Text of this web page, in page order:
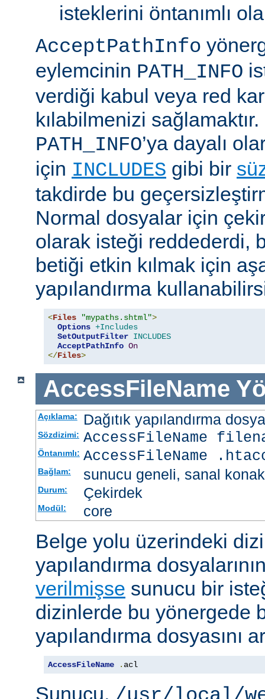
isteklerini öntanımlı
AcceptPathInfo
eylemcinin PATH_INFO
verdiği kabul veya red
kılabilmenizi
PATH_INFO’ya dayalı
için INCLUDES gibi bir
takdirde bu
Normal dosyalar için
olarak isteği reddederdi,
betiği etkin kılmak için
yapılandırma
<Files "mypaths.shtml">
Options +Includes
SetOutputFilter INCLUDES
AcceptPathInfo On
</Files>
AccessFileName
Açıklama: Dağıtık yapılandırma
Sözdizimi: AccessFileName
Öntanımlı: AccessFileName
Bağlam: sunucu geneli, sanal konak
Durum: Çekirdek
Modül: core
Belge yolu üzerindeki
yapılandırma
verilmişse sunucu bir
dizinlerde bu yönergede
yapılandırma dosyasını
AccessFileName . acl
Sunucu,